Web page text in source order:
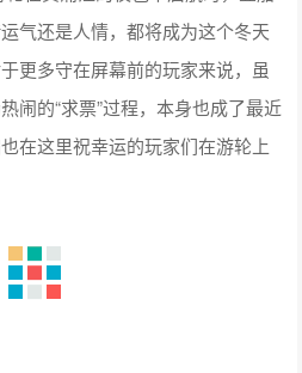
气还是人情，都将成为这个冬天
更多守在屏幕前的玩家来说，虽
闹的“求票”过程，本身也成了最近
在这里祝幸运的玩家们在游轮上